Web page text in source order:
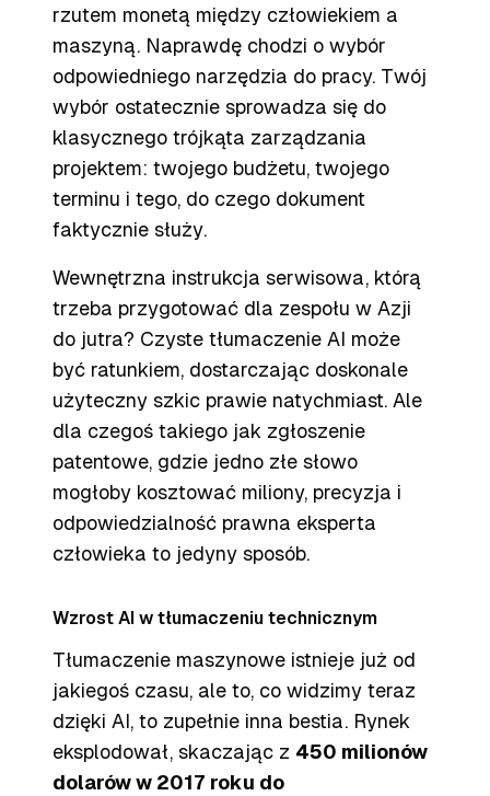
rzutem monetą między człowiekiem a
maszyną. Naprawdę chodzi o wybór
odpowiedniego narzędzia do pracy. Twój
wybór ostatecznie sprowadza się do
klasycznego trójkąta zarządzania
projektem: twojego budżetu, twojego
terminu i tego, do czego dokument
faktycznie służy.
Wewnętrzna instrukcja serwisowa, którą
trzeba przygotować dla zespołu w Azji
do jutra? Czyste tłumaczenie AI może
być ratunkiem, dostarczając doskonale
użyteczny szkic prawie natychmiast. Ale
dla czegoś takiego jak zgłoszenie
patentowe, gdzie jedno złe słowo
mogłoby kosztować miliony, precyzja i
odpowiedzialność prawna eksperta
człowieka to jedyny sposób.
Wzrost AI w tłumaczeniu technicznym
Tłumaczenie maszynowe istnieje już od
jakiegoś czasu, ale to, co widzimy teraz
dzięki AI, to zupełnie inna bestia. Rynek
eksplodował, skaczając z 450 milionów
dolarów w 2017 roku do